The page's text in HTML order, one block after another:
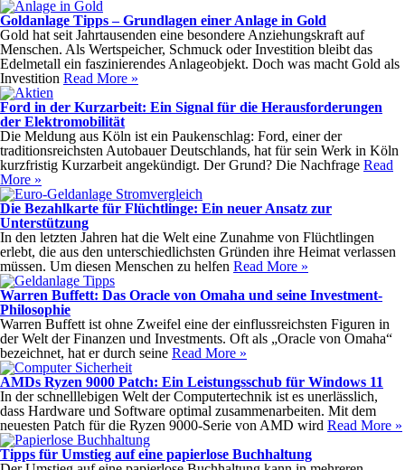
Goldanlage Tipps – Grundlagen einer Anlage in Gold
Gold hat seit Jahrtausenden eine besondere Anziehungskraft auf
Menschen. Als Wertspeicher, Schmuck oder Investition bleibt das
Edelmetall ein faszinierendes Anlageobjekt. Doch was macht Gold als
Investition Read More »
Ford in der Kurzarbeit: Ein Signal für die Herausforderungen
der Elektromobilität
Die Meldung aus Köln ist ein Paukenschlag: Ford, einer der
traditionsreichsten Autobauer Deutschlands, hat für sein Werk in Köln
kurzfristig Kurzarbeit angekündigt. Der Grund? Die Nachfrage Read
More »
Die Bezahlkarte für Flüchtlinge: Ein neuer Ansatz zur
Unterstützung
In den letzten Jahren hat die Welt eine Zunahme von Flüchtlingen
erlebt, die aus den unterschiedlichsten Gründen ihre Heimat verlassen
müssen. Um diesen Menschen zu helfen Read More »
Warren Buffett: Das Oracle von Omaha und seine Investment-
Philosophie
Warren Buffett ist ohne Zweifel eine der einflussreichsten Figuren in
der Welt der Finanzen und Investments. Oft als „Oracle von Omaha“
bezeichnet, hat er durch seine Read More »
AMDs Ryzen 9000 Patch: Ein Leistungsschub für Windows 11
In der schnelllebigen Welt der Computertechnik ist es unerlässlich,
dass Hardware und Software optimal zusammenarbeiten. Mit dem
neuesten Patch für die Ryzen 9000-Serie von AMD wird Read More »
Tipps für Umstieg auf eine papierlose Buchhaltung